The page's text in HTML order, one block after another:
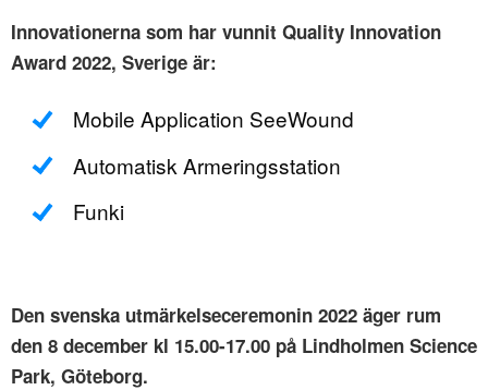
Innovationerna som har vunnit Quality Innovation
Award 2022, Sverige är:
Mobile Application SeeWound
Automatisk Armeringsstation
Funki
Den svenska utmärkelseceremonin 2022 äger rum
den 8 december kl 15.00-17.00 på Lindholmen Science
Park, Göteborg.